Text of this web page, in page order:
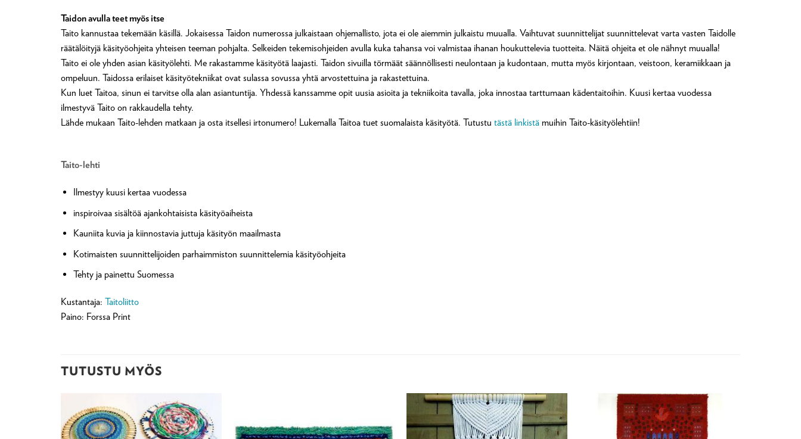
Taidon avulla teet myös itse
Taito kannustaa tekemään käsillä. Jokaisessa Taidon numerossa julkaistaan ohjemallisto, jota ei ole aiemmin julkaistu muualla. Vaihtuvat suunnittelijat suunnittelevat varta vasten Taidolle
räätälöityjä käsityöohjeita yhteisen teeman pohjalta. Selkeiden tekemisohjeiden avulla kuka tahansa voi valmistaa ihanan houkuttelevia tuotteita. Näitä ohjeita et ole nähnyt muualla!
Taito ei ole yhden asian käsityölehti. Me rakastamme käsityötä laajasti. Taidon sivuilla törmäät säännöllisesti neulontaan ja kudontaan, mutta myös kirjontaan, veistoon, keramiikkaan ja
ompeluun. Taidossa erilaiset käsityötekniikat ovat sulassa sovussa yhtä arvostettuina ja rakastettuina.
Kun luet Taitoa, sinun ei tarvitse olla alan asiantuntija. Yhdessä kanssamme opit uusia asioita ja tekniikoita tavalla, joka innostaa tarttumaan kädentaitoihin. Kuusi kertaa vuodessa
ilmestyvä Taito on rakkaudella tehty.
Lähde mukaan Taito-lehden matkaan ja osta itsellesi irtonumero! Lukemalla Taitoa tuet suomalaista käsityötä. Tutustu tästä linkistä muihin Taito-käsityölehtiin!
Taito-lehti
Ilmestyy kuusi kertaa vuodessa
inspiroivaa sisältöä ajankohtaisista käsityöaiheista
Kauniita kuvia ja kiinnostavia juttuja käsityön maailmasta
Kotimaisten suunnittelijoiden parhaimmiston suunnittelemia käsityöohjeita
Tehty ja painettu Suomessa
Kustantaja: Taitoliitto
Paino: Forssa Print
TUTUSTU MYÖS